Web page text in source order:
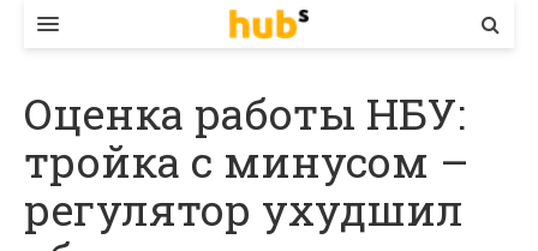
ЕКОНОМІКА
БІЗНЕС
СТАРТЕР
Оценка работы НБУ:
тройка с минусом –
регулятор ухудшил